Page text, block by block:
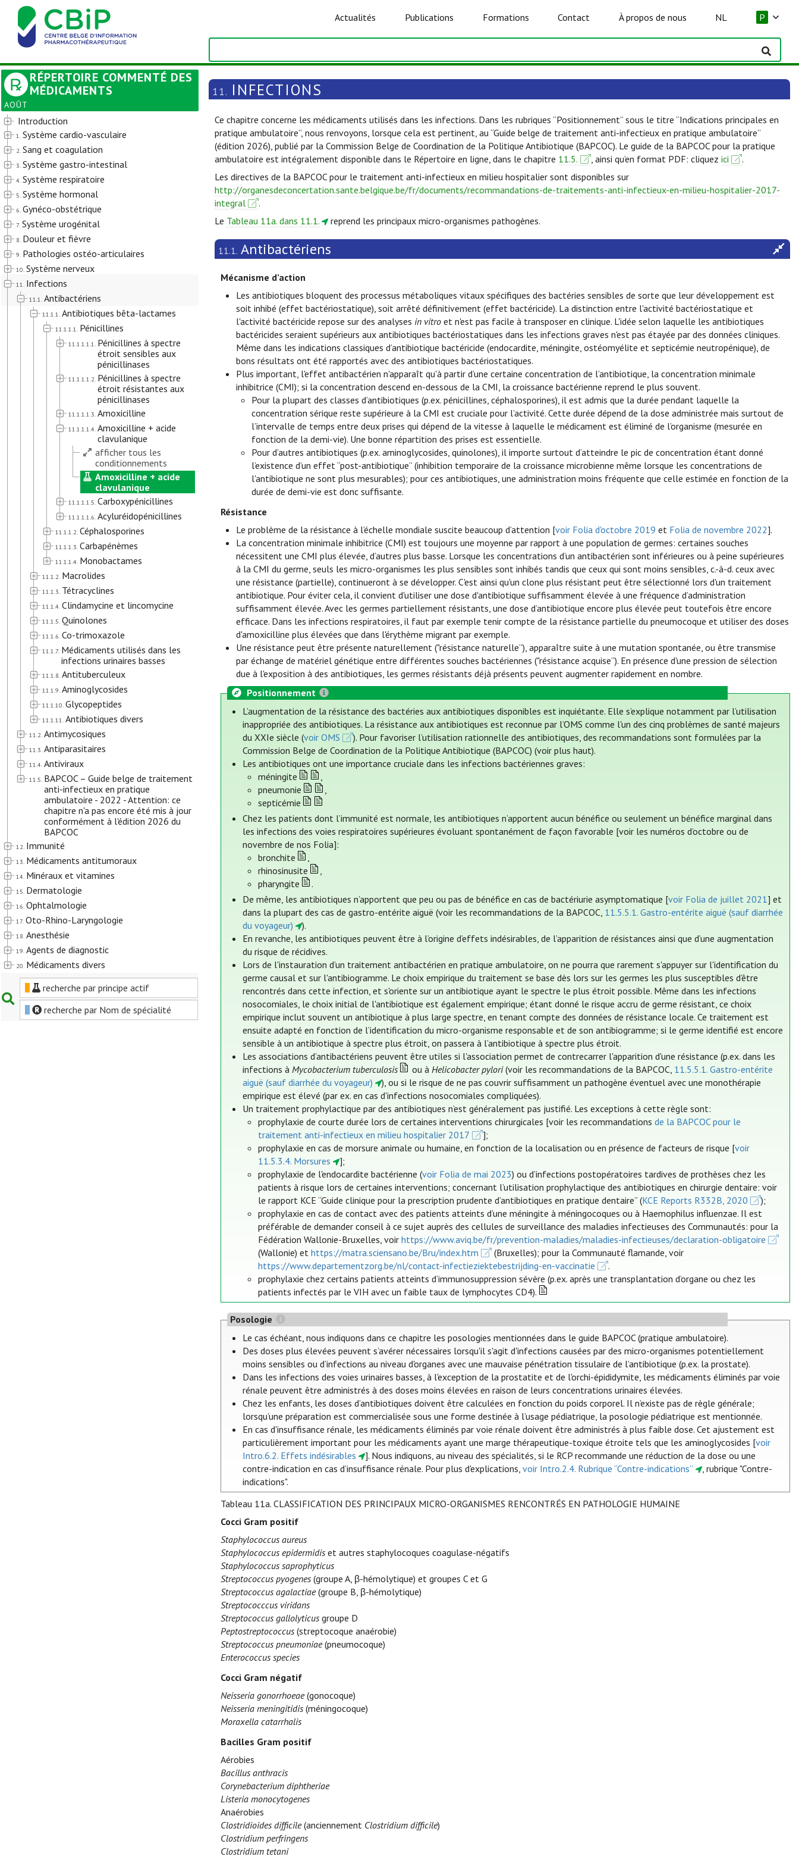
Actualités Publications Formations Contact À propos de nous NL P
RÉPERTOIRE COMMENTÉ DES
MÉDICAMENTS
AOÛT
Introduction
1. Système cardio-vasculaire
2. Sang et coagulation
3. Système gastro-intestinal
4. Système respiratoire
5. Système hormonal
6. Gynéco-obstétrique
7. Système urogénital
8. Douleur et fièvre
9. Pathologies ostéo-articulaires
10. Système nerveux
11. Infections
11.1. Antibactériens
11.1.1. Antibiotiques bêta-lactames
11.1.1.1. Pénicillines
11.1.1.1.1. Pénicillines à spectre
étroit sensibles aux
pénicillinases
11.1.1.1.2. Pénicillines à spectre
étroit résistantes aux
pénicillinases
11.1.1.1.3. Amoxicilline
11.1.1.1.4. Amoxicilline + acide
clavulanique
afficher tous les
conditionnements
Amoxicilline + acide
clavulanique
11.1.1.1.5. Carboxypénicillines
11.1.1.1.6. Acyluréidopénicillines
11.1.1.2. Céphalosporines
11.1.1.3. Carbapénèmes
11.1.1.4. Monobactames
11.1.2. Macrolides
11.1.3. Tétracyclines
11.1.4. Clindamycine et lincomycine
11.1.5. Quinolones
11.1.6. Co-trimoxazole
11.1.7. Médicaments utilisés dans les
infections urinaires basses
11.1.8. Antituberculeux
11.1.9. Aminoglycosides
11.1.10. Glycopeptides
11.1.11. Antibiotiques divers
11.2. Antimycosiques
11.3. Antiparasitaires
11.4. Antiviraux
11.5. BAPCOC – Guide belge de traitement
anti-infectieux en pratique
ambulatoire - 2022 - Attention: ce
chapitre n'a pas encore été mis à jour
conformément à l'édition 2026 du
BAPCOC
12. Immunité
13. Médicaments antitumoraux
14. Minéraux et vitamines
15. Dermatologie
16. Ophtalmologie
17. Oto-Rhino-Laryngologie
18. Anesthésie
19. Agents de diagnostic
20. Médicaments divers
recherche par principe actif
recherche par Nom de spécialité
11. INFECTIONS
Ce chapitre concerne les médicaments utilisés dans les infections. Dans les rubriques “Positionnement” sous le titre “Indications principales en
pratique ambulatoire”, nous renvoyons, lorsque cela est pertinent, au “Guide belge de traitement anti-infectieux en pratique ambulatoire”
(édition 2026), publié par la Commission Belge de Coordination de la Politique Antibiotique (BAPCOC). Le guide de la BAPCOC pour la pratique
ambulatoire est intégralement disponible dans le Répertoire en ligne, dans le chapitre 11.5. , ainsi qu’en format PDF: cliquez ici
.
Les directives de la BAPCOC pour le traitement anti-infectieux en milieu hospitalier sont disponibles sur
http://organesdeconcertation.sante.belgique.be/fr/documents/recommandations-de-traitements-anti-infectieux-en-milieu-hospitalier-2017-
integral
.
Le Tableau 11a. dans 11.1. reprend les principaux micro-organismes pathogènes.
11.1. Antibactériens
Mécanisme d’action
Les antibiotiques bloquent des processus métaboliques vitaux spécifiques des bactéries sensibles de sorte que leur développement est
soit inhibé (effet bactériostatique), soit arrêté définitivement (effet bactéricide). La distinction entre l'activité bactériostatique et
l'activité bactéricide repose sur des analyses in vitro et n'est pas facile à transposer en clinique. L'idée selon laquelle les antibiotiques
bactéricides seraient supérieurs aux antibiotiques bactériostatiques dans les infections graves n'est pas étayée par des données cliniques.
Même dans les indications classiques d’antibiotique bactéricide (endocardite, méningite, ostéomyélite et septicémie neutropénique), de
bons résultats ont été rapportés avec des antibiotiques bactériostatiques.
Plus important, l'effet antibactérien n'apparaît qu'à partir d’une certaine concentration de l’antibiotique, la concentration minimale
inhibitrice (CMI); si la concentration descend en-dessous de la CMI, la croissance bactérienne reprend le plus souvent.
Pour la plupart des classes d’antibiotiques (p.ex. pénicillines, céphalosporines), il est admis que la durée pendant laquelle la
concentration sérique reste supérieure à la CMI est cruciale pour l’activité. Cette durée dépend de la dose administrée mais surtout de
l’intervalle de temps entre deux prises qui dépend de la vitesse à laquelle le médicament est éliminé de l’organisme (mesurée en
fonction de la demi-vie). Une bonne répartition des prises est essentielle.
Pour d’autres antibiotiques (p.ex. aminoglycosides, quinolones), il importe surtout d’atteindre le pic de concentration étant donné
l’existence d’un effet “post-antibiotique” (inhibition temporaire de la croissance microbienne même lorsque les concentrations de
l'antibiotique ne sont plus mesurables); pour ces antibiotiques, une administration moins fréquente que celle estimée en fonction de la
durée de demi-vie est donc suffisante.
Résistance
Le problème de la résistance à l’échelle mondiale suscite beaucoup d’attention [voir Folia d'octobre 2019 et Folia de novembre 2022].
La concentration minimale inhibitrice (CMI) est toujours une moyenne par rapport à une population de germes: certaines souches
nécessitent une CMI plus élevée, d’autres plus basse. Lorsque les concentrations d’un antibactérien sont inférieures ou à peine supérieures
à la CMI du germe, seuls les micro-organismes les plus sensibles sont inhibés tandis que ceux qui sont moins sensibles, c.-à-d. ceux avec
une résistance (partielle), continueront à se développer. C'est ainsi qu'un clone plus résistant peut être sélectionné lors d'un traitement
antibiotique. Pour éviter cela, il convient d'utiliser une dose d'antibiotique suffisamment élevée à une fréquence d’administration
suffisamment élevée. Avec les germes partiellement résistants, une dose d’antibiotique encore plus élevée peut toutefois être encore
efficace. Dans les infections respiratoires, il faut par exemple tenir compte de la résistance partielle du pneumocoque et utiliser des doses
d'amoxicilline plus élevées que dans l'érythème migrant par exemple.
Une résistance peut être présente naturellement ("résistance naturelle”), apparaître suite à une mutation spontanée, ou être transmise
par échange de matériel génétique entre différentes souches bactériennes ("résistance acquise”). En présence d'une pression de sélection
due à l'exposition à des antibiotiques, les germes résistants déjà présents peuvent augmenter rapidement en nombre.
Positionnement
L’augmentation de la résistance des bactéries aux antibiotiques disponibles est inquiétante. Elle s’explique notamment par l’utilisation
inappropriée des antibiotiques. La résistance aux antibiotiques est reconnue par l’OMS comme l'un des cinq problèmes de santé majeurs
du XXIe siècle (voir OMS
). Pour favoriser l’utilisation rationnelle des antibiotiques, des recommandations sont formulées par la
Commission Belge de Coordination de la Politique Antibiotique (BAPCOC) (voir plus haut).
Les antibiotiques ont une importance cruciale dans les infections bactériennes graves:
méningite
,
pneumonie
,
septicémie
Chez les patients dont l’immunité est normale, les antibiotiques n’apportent aucun bénéfice ou seulement un bénéfice marginal dans
les infections des voies respiratoires supérieures évoluant spontanément de façon favorable [voir les numéros d’octobre ou de
novembre de nos Folia]:
bronchite
,
rhinosinusite
,
pharyngite
.
De même, les antibiotiques n’apportent que peu ou pas de bénéfice en cas de bactériurie asymptomatique [voir Folia de juillet 2021] et
dans la plupart des cas de gastro-entérite aiguë (voir les recommandations de la BAPCOC, 11.5.5.1. Gastro-entérite aiguë (sauf diarrhée
du voyageur)
).
En revanche, les antibiotiques peuvent être à l’origine d’effets indésirables, de l’apparition de résistances ainsi que d’une augmentation
du risque de récidives.
Lors de l'instauration d’un traitement antibactérien en pratique ambulatoire, on ne pourra que rarement s'appuyer sur l'identification du
germe causal et sur l'antibiogramme. Le choix empirique du traitement se base dès lors sur les germes les plus susceptibles d’être
rencontrés dans cette infection, et s'oriente sur un antibiotique ayant le spectre le plus étroit possible. Même dans les infections
nosocomiales, le choix initial de l'antibiotique est également empirique; étant donné le risque accru de germe résistant, ce choix
empirique inclut souvent un antibiotique à plus large spectre, en tenant compte des données de résistance locale. Ce traitement est
ensuite adapté en fonction de l’identification du micro-organisme responsable et de son antibiogramme; si le germe identifié est encore
sensible à un antibiotique à spectre plus étroit, on passera à l’antibiotique à spectre plus étroit.
Les associations d’antibactériens peuvent être utiles si l'association permet de contrecarrer l'apparition d'une résistance (p.ex. dans les
infections àMycobacterium tuberculosis ou à Helicobacter pylori(voir les recommandations de la BAPCOC, 11.5.5.1. Gastro-entérite
aiguë (sauf diarrhée du voyageur)
), ou si le risque de ne pas couvrir suffisamment un pathogène éventuel avec une monothérapie
empirique est élevé (par ex. en cas d'infections nosocomiales compliquées).
Un traitement prophylactique par des antibiotiques n’est généralement pas justifié. Les exceptions à cette règle sont:
prophylaxie de courte durée lors de certaines interventions chirurgicales [voir les recommandationsde la BAPCOC pour le
traitement anti-infectieux en milieu hospitalier 2017
];
prophylaxie en cas de morsure animale ou humaine, en fonction de la localisation ou en présence de facteurs de risque [voir
11.5.3.4. Morsures
];
prophylaxie de l'endocardite bactérienne (voir Folia de mai 2023) ou d’infections postopératoires tardives de prothèses chez les
patients à risque lors de certaines interventions; concernant l’utilisation prophylactique des antibiotiques en chirurgie dentaire: voir
le rapport KCE “Guide clinique pour la prescription prudente d’antibiotiques en pratique dentaire” (KCE Reports R332B, 2020
);
prophylaxie en cas de contact avec des patients atteints d’une méningite à méningocoques ou à Haemophilus influenzae. Il est
préférable de demander conseil à ce sujet auprès des cellules de surveillance des maladies infectieuses des Communautés: pour la
Fédération Wallonie-Bruxelles, voirhttps://www.aviq.be/fr/prevention-maladies/maladies-infectieuses/declaration-obligatoire
(Wallonie) ethttps://matra.sciensano.be/Bru/index.htm
(Bruxelles); pour la Communauté flamande, voir
https://www.departementzorg.be/nl/contact-infectieziektebestrijding-en-vaccinatie
.
prophylaxie chez certains patients atteints d’immunosuppression sévère (p.ex. après une transplantation d’organe ou chez les
patients infectés par le VIH avec un faible taux de lymphocytes CD4).
Posologie
Le cas échéant, nous indiquons dans ce chapitre les posologies mentionnées dans le guide BAPCOC (pratique ambulatoire).
Des doses plus élevées peuvent s’avérer nécessaires lorsqu'il s'agit d'infections causées par des micro-organismes potentiellement
moins sensibles ou d’infections au niveau d'organes avec une mauvaise pénétration tissulaire de l’antibiotique (p.ex. la prostate).
Dans les infections des voies urinaires basses, à l'exception de la prostatite et de l'orchi-épididymite, les médicaments éliminés par voie
rénale peuvent être administrés à des doses moins élevées en raison de leurs concentrations urinaires élevées.
Chez les enfants, les doses d’antibiotiques doivent être calculées en fonction du poids corporel. Il n’existe pas de règle générale;
lorsqu’une préparation est commercialisée sous une forme destinée à l’usage pédiatrique, la posologie pédiatrique est mentionnée.
En cas d'insuffisance rénale, les médicaments éliminés par voie rénale doivent être administrés à plus faible dose. Cet ajustement est
particulièrement important pour les médicaments ayant une marge thérapeutique-toxique étroite tels que les aminoglycosides [voir
Intro.6.2. Effets indésirables
]. Nous indiquons, au niveau des spécialités, si le RCP recommande une réduction de la dose ou une
contre-indication en cas d’insuffisance rénale. Pour plus d'explications,voir Intro.2.4. Rubrique “Contre-indications”
, rubrique "Contre-
indications".
Tableau 11a. CLASSIFICATION DES PRINCIPAUX MICRO-ORGANISMES RENCONTRÉS EN PATHOLOGIE HUMAINE
Cocci Gram positif
Staphylococcus aureus
Staphylococcus epidermidis et autres staphylocoques coagulase-négatifs
Staphylococcus saprophyticus
Streptococcus pyogenes (groupe A, β-hémolytique) et groupes C et G
Streptococcus agalactiae(groupe B, β-hémolytique)
Streptococccus viridans
Streptococcus gallolyticus groupe D
Peptostreptococcus (streptocoque anaérobie)
Streptococcus pneumoniae(pneumocoque)
Enterococcus species
Cocci Gram négatif
Neisseria gonorrhoeae(gonocoque)
Neisseria meningitidis (méningocoque)
Moraxella catarrhalis
Bacilles Gram positif
Aérobies
Bacillus anthracis
Corynebacterium diphtheriae
Listeria monocytogenes
Anaérobies
Clostridioides difficile(anciennement Clostridium difficile)
Clostridium perfringens
Clostridium tetani